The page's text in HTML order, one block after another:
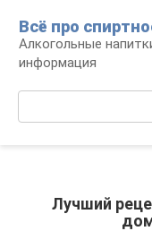
контенту
Всё про
Алкогольные
информация
Лучший